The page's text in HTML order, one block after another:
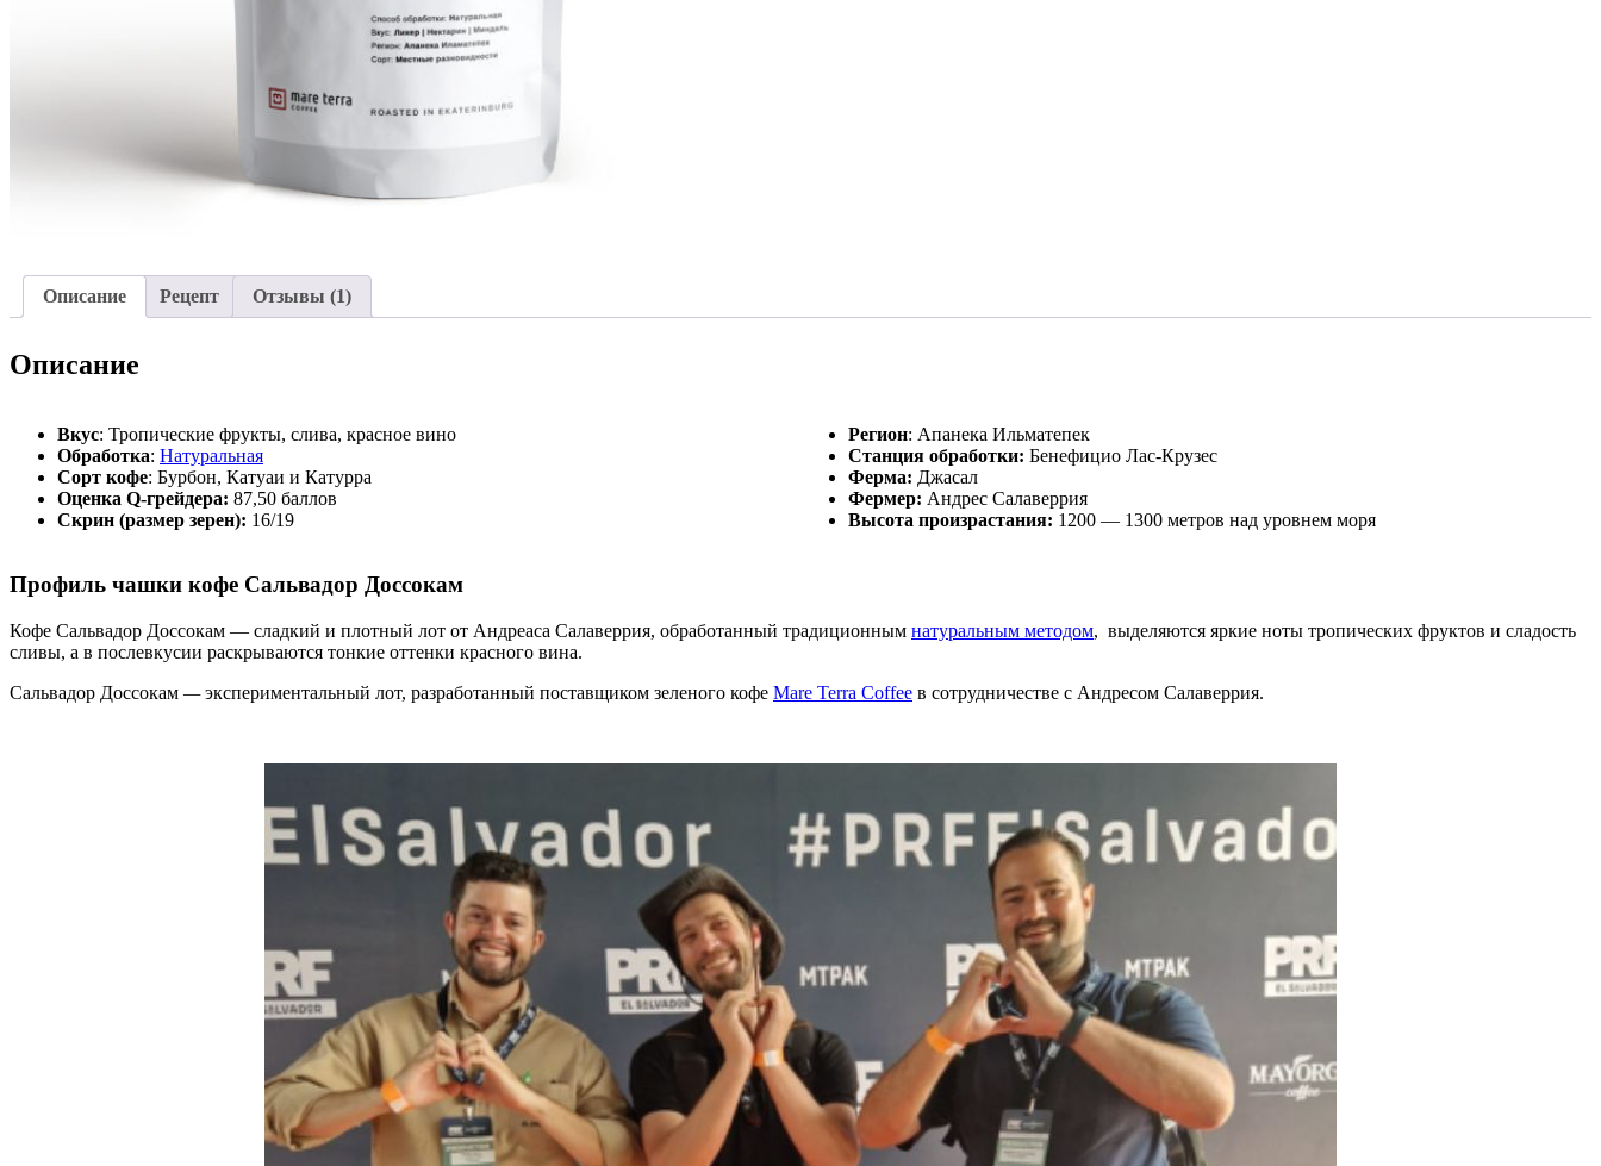
Описание Рецепт Отзывы (1)
Описание
Вкус: Тропические фрукты, слива, красное вино
Обработка: Натуральная
Сорт кофе: Бурбон, Катуаи и Катурра
Оценка Q-грейдера: 87,50 баллов
Скрин (размер зерен): 16/19
Регион: Апанека Ильматепек
Станция обработки: Бенефицио Лас-Крузес
Ферма: Джасал
Фермер: Андрес Салаверрия
Высота произрастания: 1200 — 1300 метров над уровнем моря
Профиль чашки кофе Сальвадор Доссокам
Кофе Сальвадор Доссокам — сладкий и плотный лот от Андреаса Салаверрия, обработанный традиционным натуральным методом, выделяются яркие ноты тропических фруктов и сладость
сливы, а в послевкусии раскрываются тонкие оттенки красного вина.
Сальвадор Доссокам —экспериментальный лот, разработанный поставщиком зеленого кофе Mare Terra Coffee в сотрудничестве с Андресом Салаверрия.